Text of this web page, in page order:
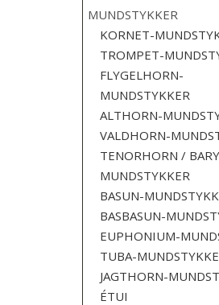
MUNDSTYKKER
KORNET-
TROMPET-
FLYGELHORN-
MUNDSTYKKER
ALTHORN-
VALDHORN-
TENORHORN /
MUNDSTYKKER
BASUN-
BASBASUN-
EUPHONIUM-
TUBA-
JAGTHORN-
ÉTUI